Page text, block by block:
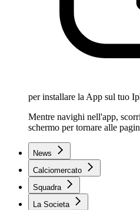
per installare la App sul tuo
Mentre navighi nell'app,
schermo per tornare alle
News
Calciomercato
Squadra
La Societa